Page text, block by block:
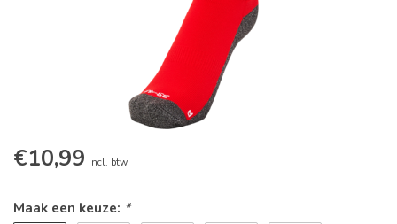
€10,99 Incl. btw
Maak een keuze: *